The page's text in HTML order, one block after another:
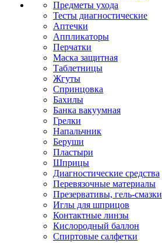
Предметы ухода
Тесты диагностические
Аптечки
Аппликаторы
Перчатки
Маска защитная
Таблетницы
Жгуты
Спринцовка
Бахилы
Банка вакуумная
Грелки
Напальчник
Беруши
Пластыри
Шприцы
Диагностические средства
Перевязочные материалы
Презервативы, гель-смазки
Иглы для шприцов
Контактные линзы
Кислородный баллон
Спиртовые салфетки